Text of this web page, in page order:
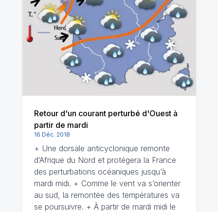
Retour d'un courant perturbé d'Ouest à
partir de mardi
16 Déc. 2018
+ Une dorsale anticyclonique remonte
d’Afrique du Nord et protégera la France
des perturbations océaniques jusqu’à
mardi midi. + Comme le vent va s’orienter
au sud, la remontée des températures va
se poursuivre. + À partir de mardi midi le